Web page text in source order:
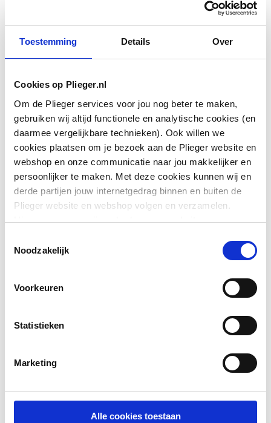
Toestemming Details Over
Cookies op Plieger.nl
Om de Plieger services voor jou nog beter te maken,
gebruiken wij altijd functionele en analytische cookies (en
daarmee vergelijkbare technieken). Ook willen we
cookies plaatsen om je bezoek aan de Plieger website en
webshop en onze communicatie naar jou makkelijker en
persoonlijker te maken. Met deze cookies kunnen wij en
derde partijen jouw internetgedrag binnen en buiten de
Plieger website en webshop volgen en verzamelen.
Hiermee passen wij en derden onze website, app,
We slaan je cookievoorkeur op in je browser.
Noodzakelijk
Voorkeuren
Statistieken
Marketing
Alle cookies toestaan
Type band
Materiaal
Materiaalkwaliteit
Oppervlaktebeschermin
Thermisch verzinkt (Hot-
Breedte
Dikte
Perforatierichting Langs